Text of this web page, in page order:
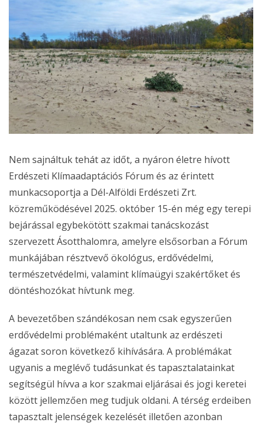
Nem sajnáltuk tehát az időt, a nyáron életre hívott
Erdészeti Klímaadaptációs Fórum és az érintett
munkacsoportja a Dél-Alföldi Erdészeti Zrt.
közreműködésével 2025. október 15-én még egy terepi
bejárással egybekötött szakmai tanácskozást
szervezett Ásotthalomra, amelyre elsősorban a Fórum
munkájában résztvevő ökológus, erdővédelmi,
természetvédelmi, valamint klímaügyi szakértőket és
döntéshozókat hívtunk meg.
A bevezetőben szándékosan nem csak egyszerűen
erdővédelmi problémaként utaltunk az erdészeti
ágazat soron következő kihívására. A problémákat
ugyanis a meglévő tudásunkat és tapasztalatainkat
segítségül hívva a kor szakmai eljárásai és jogi keretei
között jellemzően meg tudjuk oldani. A térség erdeiben
tapasztalt jelenségek kezelését illetően azonban